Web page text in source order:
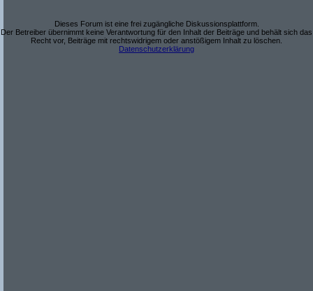
Dieses Forum ist eine frei zugängliche Diskussionsplattform.
Der Betreiber übernimmt keine Verantwortung für den Inhalt der Beiträge und behält sich das
Recht vor, Beiträge mit rechtswidrigem oder anstößigem Inhalt zu löschen.
Datenschutzerklärung